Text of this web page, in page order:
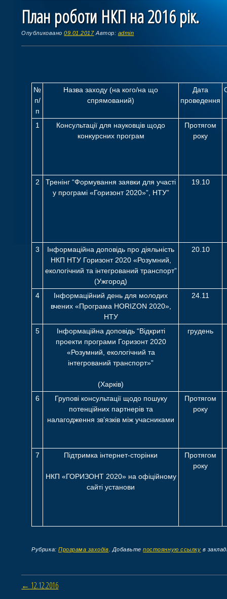
План роботи НКП на 2016 рік.
Опубликовано09.01.2017 Автор: admin
№
п/
п
Назва заходу (на кого/на що
спрямований)
Дата
проведення
1
Консультації для науковців щодо
конкурсних програм
Протягом
року
2
Тренінг “Формування заявки для участі
у програмі «Горизонт 2020»”, НТУ”
19.10
3
Інформаційна доповідь про діяльність
НКП НТУ Горизонт 2020 «Розумний,
екологічний та інтегрований транспорт”
(Ужгород)
20.10
4
Інформаційний день для молодих
вчених «Програма HORIZON 2020»,
НТУ
24.11
5
Інформаційна доповідь “Відкриті
проекти програми Горизонт 2020
«Розумний, екологічний та
інтегрований транспорт»”
(Харків)
грудень
6
Групові консультації щодо пошуку
потенційних партнерів та
налагодження зв’язків між учасниками
Протягом
року
7 Підтримка інтернет-сторінки
НКП «ГОРИЗОНТ 2020» на офіційному
сайті установи
Протягом
року
Рубрика:Програма заходів . Добавьтепостоянную ссылку в
Навигация по статьям
← 12.12.2016